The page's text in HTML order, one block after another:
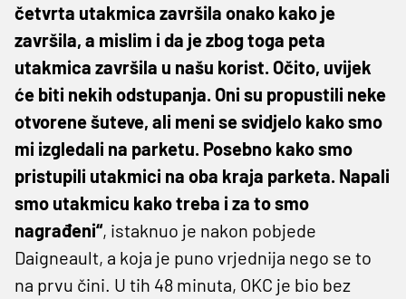
četvrta utakmica završila onako kako je
završila, a mislim i da je zbog toga peta
utakmica završila u našu korist. Očito, uvijek
će biti nekih odstupanja. Oni su propustili neke
otvorene šuteve, ali meni se svidjelo kako smo
mi izgledali na parketu. Posebno kako smo
pristupili utakmici na oba kraja parketa. Napali
smo utakmicu kako treba i za to smo
nagrađeni“, istaknuo je nakon pobjede
Daigneault, a koja je puno vrjednija nego se to
na prvu čini. U tih 48 minuta, OKC je bio bez